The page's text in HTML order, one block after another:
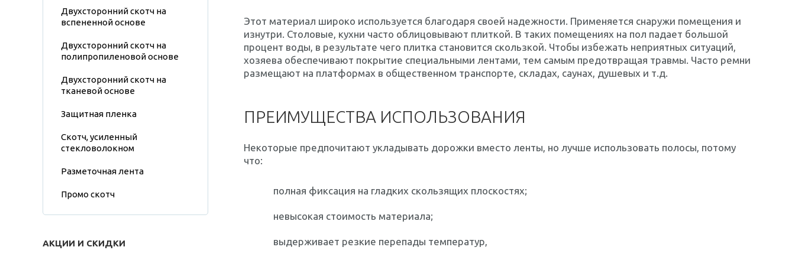
Двухсторонний скотч на
вспененной основе
Двухсторонний скотч на
полипропиленовой основе
Двухсторонний скотч на
тканевой основе
Защитная пленка
Скотч, усиленный
стекловолокном
Разметочная лента
Промо скотч
АКЦИИ И СКИДКИ
Этот материал широко используется благодаря своей надежности. Применяется снаружи помещения и
изнутри. Столовые, кухни часто облицовывают плиткой. В таких помещениях на пол падает большой
процент воды, в результате чего плитка становится скользкой. Чтобы избежать неприятных ситуаций,
хозяева обеспечивают покрытие специальными лентами, тем самым предотвращая травмы. Часто ремни
размещают на платформах в общественном транспорте, складах, саунах, душевых и т.д.
ПРЕИМУЩЕСТВА ИСПОЛЬЗОВАНИЯ
Некоторые предпочитают укладывать дорожки вместо ленты, но лучше использовать полосы, потому
что:
полная фиксация на гладких скользящих плоскостях;
невысокая стоимость материала;
выдерживает резкие перепады температур,